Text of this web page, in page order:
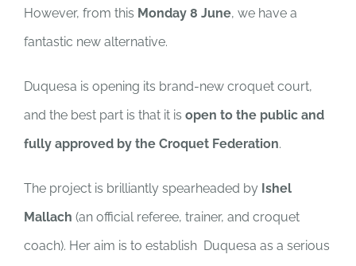
However, from this Monday 8 June, we have a
fantastic new alternative.
Duquesa is opening its brand-new croquet court,
and the best part is that it is open to the public and
fully approved by the Croquet Federation.
The project is brilliantly spearheaded by Ishel
Mallach (an official referee, trainer, and croquet
coach). Her aim is to establish Duquesa as a serious